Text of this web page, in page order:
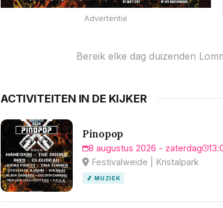
Advertentie
Bereik elke dag duizenden
ACTIVITEITEN IN DE KIJKER
Pinopop
8 augustus 2026 - zaterdag
Festivalweide | Kristalpark
🎵 MUZIEK